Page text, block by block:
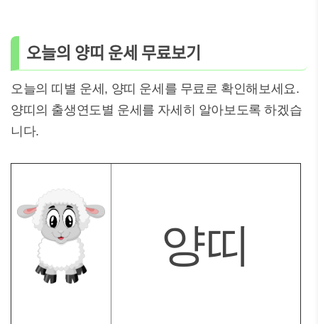
오늘의 양띠 운세 무료보기
오늘의 띠별 운세, 양띠 운세를 무료로 확인해보세요.
양띠의 출생연도별 운세를 자세히 알아보도록 하겠습
니다.
양띠